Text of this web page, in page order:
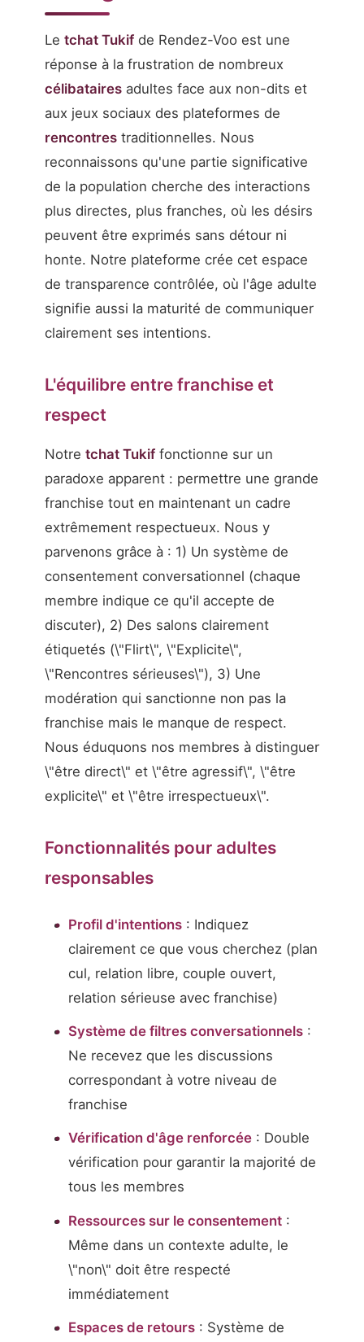
Le tchat Tukif de Rendez-Voo est une
réponse à la frustration de nombreux
célibataires adultes face aux non-dits et
aux jeux sociaux des plateformes de
rencontres traditionnelles. Nous
reconnaissons qu'une partie significative
de la population cherche des interactions
plus directes, plus franches, où les désirs
peuvent être exprimés sans détour ni
honte. Notre plateforme crée cet espace
de transparence contrôlée, où l'âge adulte
signifie aussi la maturité de communiquer
clairement ses intentions.
L'équilibre entre franchise et
respect
Notre tchat Tukif fonctionne sur un
paradoxe apparent : permettre une grande
franchise tout en maintenant un cadre
extrêmement respectueux. Nous y
parvenons grâce à : 1) Un système de
consentement conversationnel (chaque
membre indique ce qu'il accepte de
discuter), 2) Des salons clairement
étiquetés (\"Flirt\", \"Explicite\",
\"Rencontres sérieuses\"), 3) Une
modération qui sanctionne non pas la
franchise mais le manque de respect.
Nous éduquons nos membres à distinguer
\"être direct\" et \"être agressif\", \"être
explicite\" et \"être irrespectueux\".
Fonctionnalités pour adultes
responsables
Profil d'intentions: Indiquez
clairement ce que vous cherchez (plan
cul, relation libre, couple ouvert,
relation sérieuse avec franchise)
Système de filtres conversationnels:
Ne recevez que les discussions
correspondant à votre niveau de
franchise
Vérification d'âge renforcée: Double
vérification pour garantir la majorité de
tous les membres
Ressources sur le consentement:
Même dans un contexte adulte, le
\"non\" doit être respecté
immédiatement
Espaces de retours: Système de